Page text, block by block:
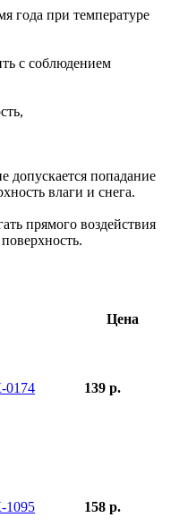
года при температуре
с соблюдением
допускается попадание
влаги и снега.
прямого воздействия
Цена
0174 139 р.
1095 158 р.